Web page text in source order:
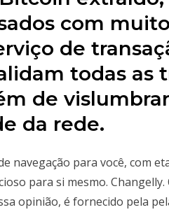
com
de
todas as
de
da rede.
navegação para você, com
para si mesmo.
opinião, é fornecido pela